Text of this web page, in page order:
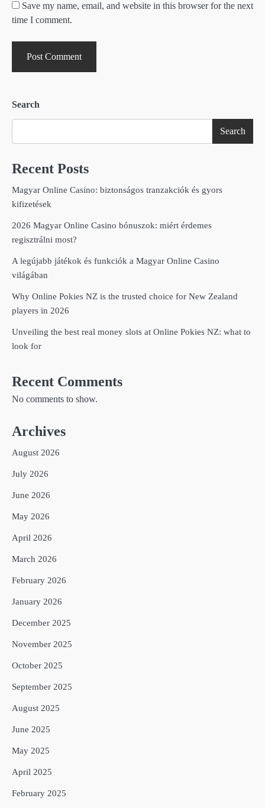
Save my name, email, and website in this browser for the next
time I comment.
Search
Search
Recent Posts
Magyar Online Casino: biztonságos tranzakciók és gyors
kifizetések
2026 Magyar Online Casino bónuszok: miért érdemes
regisztrálni most?
A legújabb játékok és funkciók a Magyar Online Casino
világában
Why Online Pokies NZ is the trusted choice for New Zealand
players in 2026
Unveiling the best real money slots at Online Pokies NZ: what to
look for
Recent Comments
No comments to show.
Archives
August 2026
July 2026
June 2026
May 2026
April 2026
March 2026
February 2026
January 2026
December 2025
November 2025
October 2025
September 2025
August 2025
June 2025
May 2025
April 2025
February 2025